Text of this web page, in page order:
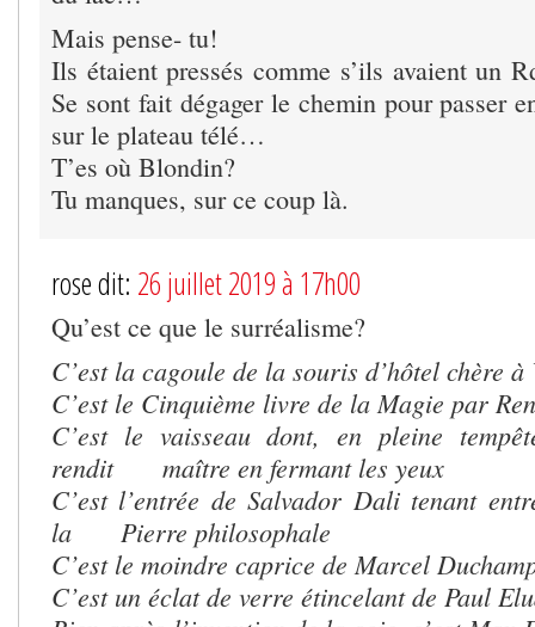
Mais pense- tu!
Ils étaient pressés comme s’ils avaient un
Se sont fait dégager le chemin pour passer
sur le plateau télé…
T’es où Blondin?
Tu manques, sur ce coup là.
rose dit: 26 juillet 2019 à 17h00
Qu’est ce que le surréalisme?
C’est la cagoule de la souris d’hôtel chère
C’est le Cinquième livre de la Magie par
C’est le vaisseau dont, en pleine
rendit maître en fermant les yeux
C’est l’entrée de Salvador Dali tenant
la Pierre philosophale
C’est le moindre caprice de Marcel
C’est un éclat de verre étincelant de Paul